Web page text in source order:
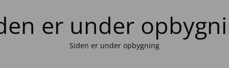
er under
Siden er under opbygning